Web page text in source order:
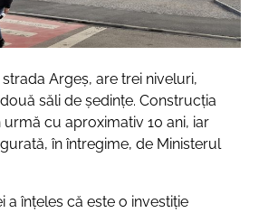
Argeș, are trei niveluri,
săli de ședințe. Construcția
cu aproximativ 10 ani, iar
în întregime, de Ministerul
a înțeles că este o investiție